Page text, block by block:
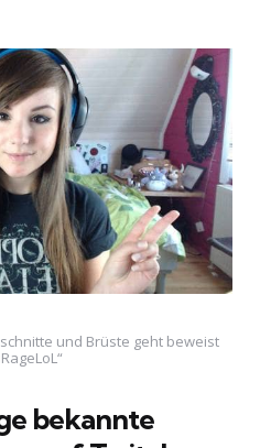
und Brüste geht beweist
bekannte